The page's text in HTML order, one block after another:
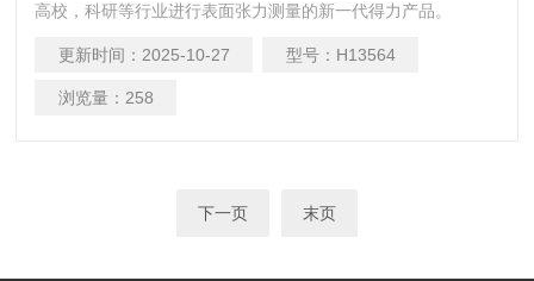
高校，科研等行业进行表面张力测量的新一代得力产品。
更新时间： 2025-10-27 型号： H13564
浏览量： 258
下一页 末页